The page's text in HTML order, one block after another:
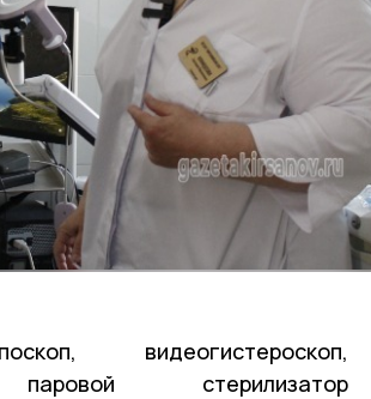
видеогистероскоп,
стерилизатор